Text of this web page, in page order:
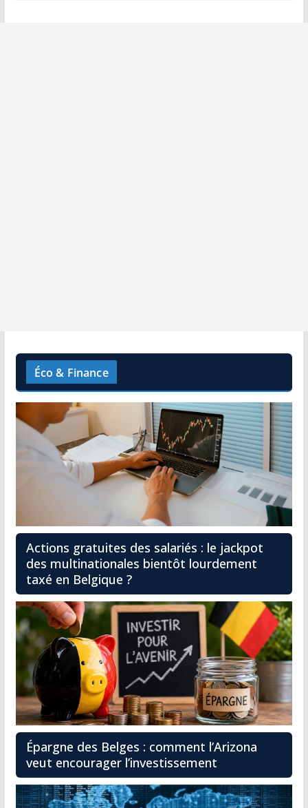
Éco & Finance
Actions gratuites des salariés : le jackpot
des multinationales bientôt lourdement
taxé en Belgique ?
Épargne des Belges : comment l’Arizona
veut encourager l’investissement